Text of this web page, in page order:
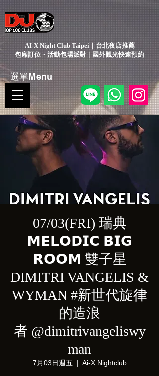
AI-X Night Club Taipei｜台北夜店推薦
包廂訂位・活動包場派對｜國外觀光快速預約
選單Menu
07/03(FRI) 瑞典
𝗠𝗘𝗟𝗢𝗗𝗜𝗖 𝗕𝗜𝗚
𝗥𝗢𝗢𝗠 雙子星
DIMITRI VANGELIS &
WYMAN #新世代旋律
的造浪
者 @dimitrivangeliswy
man
7月03日週五
  |
Ai-X Nightclub